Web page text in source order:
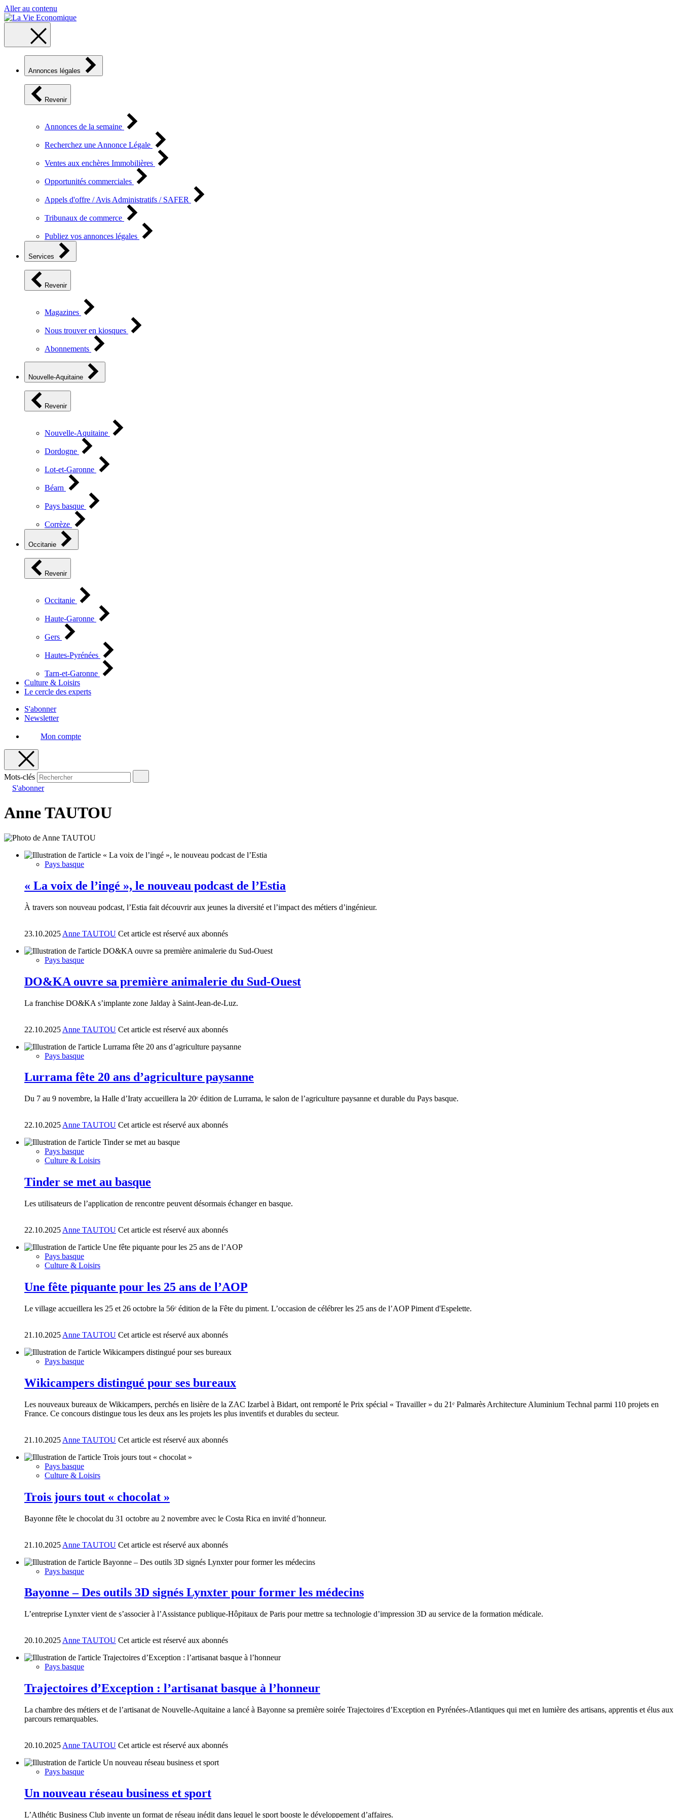
Aller au contenu
Annonces légales
Revenir
Annonces de la semaine
Recherchez une Annonce Légale
Ventes aux enchères Immobilières
Opportunités commerciales
Appels d'offre / Avis Administratifs / SAFER
Tribunaux de commerce
Publiez vos annonces légales
Services
Revenir
Magazines
Nous trouver en kiosques
Abonnements
Nouvelle-Aquitaine
Revenir
Nouvelle-Aquitaine
Dordogne
Lot-et-Garonne
Béarn
Pays basque
Corrèze
Occitanie
Revenir
Occitanie
Haute-Garonne
Gers
Hautes-Pyrénées
Tarn-et-Garonne
Culture & Loisirs
Le cercle des experts
S'abonner
Newsletter
Mon compte
Mots-clés
S'abonner
Anne TAUTOU
Pays basque
« La voix de l’ingé », le nouveau podcast de l’Estia
À travers son nouveau podcast, l’Estia fait découvrir aux jeunes la diversité et l’impact des métiers d’ingénieur.
23.10.2025 Anne TAUTOU Cet article est réservé aux abonnés
Pays basque
DO&KA ouvre sa première animalerie du Sud-Ouest
La franchise DO&KA s’implante zone Jalday à Saint-Jean-de-Luz.
22.10.2025 Anne TAUTOU Cet article est réservé aux abonnés
Pays basque
Lurrama fête 20 ans d’agriculture paysanne
Du 7 au 9 novembre, la Halle d’Iraty accueillera la 20ᵉ édition de Lurrama, le salon de l’agriculture paysanne et durable du Pays basque.
22.10.2025 Anne TAUTOU Cet article est réservé aux abonnés
Pays basque
Culture & Loisirs
Tinder se met au basque
Les utilisateurs de l’application de rencontre peuvent désormais échanger en basque.
22.10.2025 Anne TAUTOU Cet article est réservé aux abonnés
Pays basque
Culture & Loisirs
Une fête piquante pour les 25 ans de l’AOP
Le village accueillera les 25 et 26 octobre la 56ᵉ édition de la Fête du piment. L’occasion de célébrer les 25 ans de l’AOP Piment d'Espelette.
21.10.2025 Anne TAUTOU Cet article est réservé aux abonnés
Pays basque
Wikicampers distingué pour ses bureaux
Les nouveaux bureaux de Wikicampers, perchés en lisière de la ZAC Izarbel à Bidart, ont remporté le Prix spécial « Travailler » du 21ᵉ Palmarès Architecture Aluminium Technal parmi 110 projets en
France. Ce concours distingue tous les deux ans les projets les plus inventifs et durables du secteur.
21.10.2025 Anne TAUTOU Cet article est réservé aux abonnés
Pays basque
Culture & Loisirs
Trois jours tout « chocolat »
Bayonne fête le chocolat du 31 octobre au 2 novembre avec le Costa Rica en invité d’honneur.
21.10.2025 Anne TAUTOU Cet article est réservé aux abonnés
Pays basque
Bayonne – Des outils 3D signés Lynxter pour former les médecins
L’entreprise Lynxter vient de s’associer à l’Assistance publique-Hôpitaux de Paris pour mettre sa technologie d’impression 3D au service de la formation médicale.
20.10.2025 Anne TAUTOU Cet article est réservé aux abonnés
Pays basque
Trajectoires d’Exception : l’artisanat basque à l’honneur
La chambre des métiers et de l’artisanat de Nouvelle-Aquitaine a lancé à Bayonne sa première soirée Trajectoires d’Exception en Pyrénées-Atlantiques qui met en lumière des artisans, apprentis et élus aux
parcours remarquables.
20.10.2025 Anne TAUTOU Cet article est réservé aux abonnés
Pays basque
Un nouveau réseau business et sport
L’Atlhétic Business Club invente un format de réseau inédit dans lequel le sport booste le développement d’affaires.